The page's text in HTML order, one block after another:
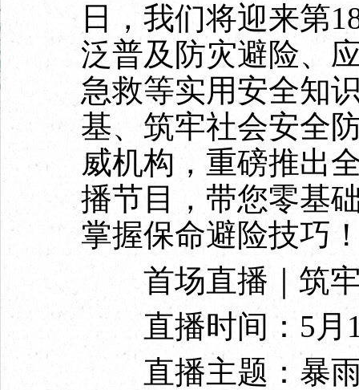
日，我们将迎来第
泛普及防灾避险、
急救等实用安全知
基、筑牢社会安全
威机构，重磅推出
播节目，带您零基
掌握保命避险技巧
首场直播｜筑牢
直播时间：5月
直播主题：暴雨